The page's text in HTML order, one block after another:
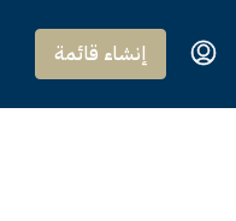
إنشاء قائمة